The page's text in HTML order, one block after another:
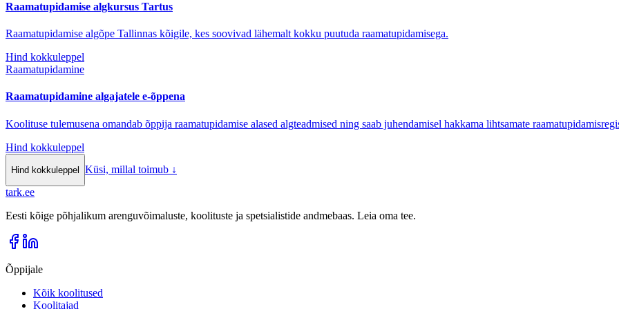
Raamatupidamise algkursus Tartus
Raamatupidamise algõpe Tallinnas kõigile, kes soovivad lähemalt kokku puutuda raamatupidamisega.
Hind kokkuleppel
Raamatupidamine
Raamatupidamine algajatele e-õppena
Koolituse tulemusena omandab õppija raamatupidamise alased algteadmised ning saab juhendamisel hakkama lihtsamate
Hind kokkuleppel
Hind kokkuleppel Küsi, millal toimub ↓
tark.ee
Eesti kõige põhjalikum arenguvõimaluste, koolituste ja spetsialistide andmebaas. Leia oma tee.
Õppijale
Kõik koolitused
Koolitajad